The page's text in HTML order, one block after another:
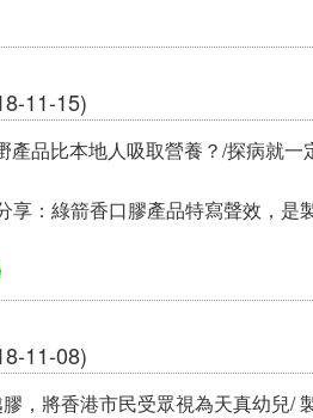
11-15)
產品比本地人吸取營養？/探病就一
享：綠箭香口膠產品特寫聲效，是
11-08)
，將香港市民受眾視為天真幼兒/